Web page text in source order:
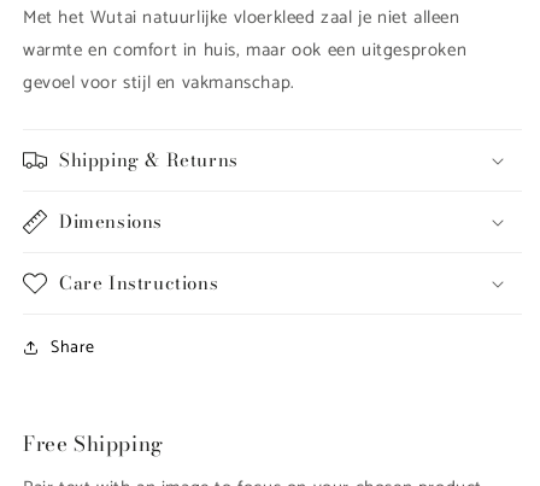
Met het Wutai natuurlijke vloerkleed zaal je niet alleen
warmte en comfort in huis, maar ook een uitgesproken
gevoel voor stijl en vakmanschap.
Shipping & Returns
Dimensions
Care Instructions
Share
Free Shipping